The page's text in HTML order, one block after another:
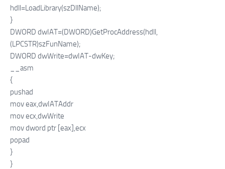
hdll=LoadLibrary(szDllName);
}
DWORD dwIAT=(DWORD)GetProcAddress(hdll,
(LPCSTR)szFunName);
DWORD dwWrite=dwIAT-dwKey;
__asm
{
pushad
mov eax,dwIATAddr
mov ecx,dwWrite
mov dword ptr [eax],ecx
popad
}
}